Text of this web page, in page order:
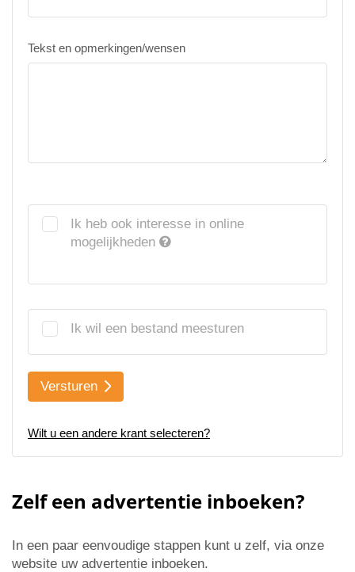
Tekst en opmerkingen/wensen
Ik heb ook interesse in online
mogelijkheden
Ik wil een bestand meesturen
Versturen
Wilt u een andere krant selecteren?
Zelf een advertentie inboeken?
In een paar eenvoudige stappen kunt u zelf, via onze
website uw advertentie inboeken.